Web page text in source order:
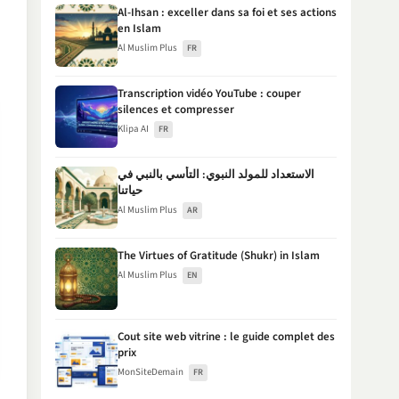
Al-Ihsan : exceller dans sa foi et ses actions
en Islam
Al Muslim Plus FR
Transcription vidéo YouTube : couper
silences et compresser
Klipa AI FR
الاستعداد للمولد النبوي: التأسي بالنبي في
حياتنا
Al Muslim Plus AR
The Virtues of Gratitude (Shukr) in Islam
Al Muslim Plus EN
Cout site web vitrine : le guide complet des
prix
MonSiteDemain FR